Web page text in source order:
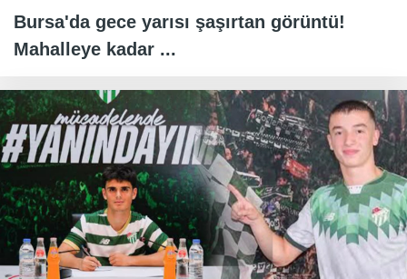
Bursa'da gece yarısı şaşırtan görüntü!
Mahalleye kadar ...